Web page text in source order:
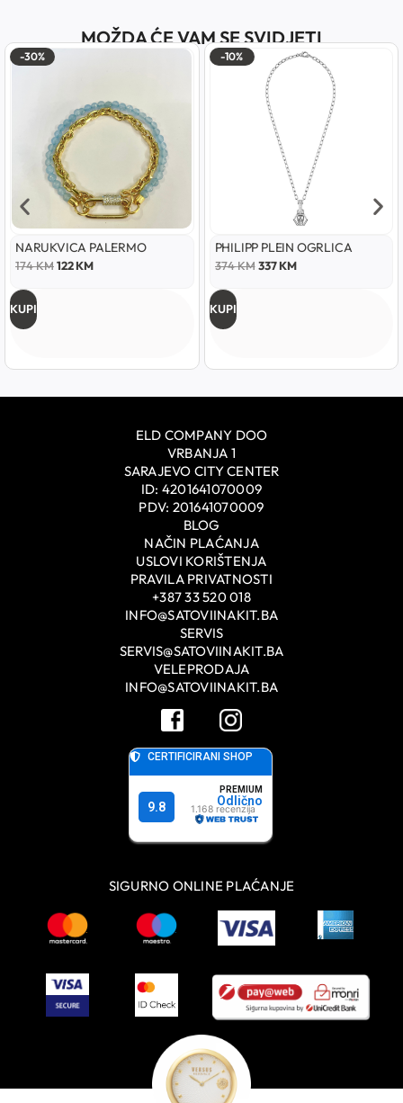
MOŽDA ĆE VAM SE SVIDJETI
-30%
NARUKVICA PALERMO
174KM122KM
KUPI
-10%
PHILIPP PLEIN OGRLICA
374KM 337KM
KUPI
ELD COMPANY DOO
VRBANJA 1
SARAJEVO CITY CENTER
ID: 4201641070009
PDV: 201641070009
BLOG
NAČIN PLAĆANJA
USLOVI KORIŠTENJA
PRAVILA PRIVATNOSTI
+387 33 520 018
INFO@SATOVIINAKIT.BA
SERVIS
SERVIS@SATOVIINAKIT.BA
VELEPRODAJA
INFO@SATOVIINAKIT.BA
SIGURNO ONLINE PLAĆANJE